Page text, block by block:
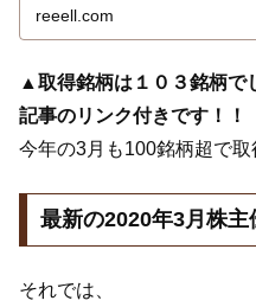
reeell.com
▲取得銘柄は１０３銘柄で
記事のリンク付きです！！
今年の3月も100銘柄超で
最新の2020年3月株
それでは、